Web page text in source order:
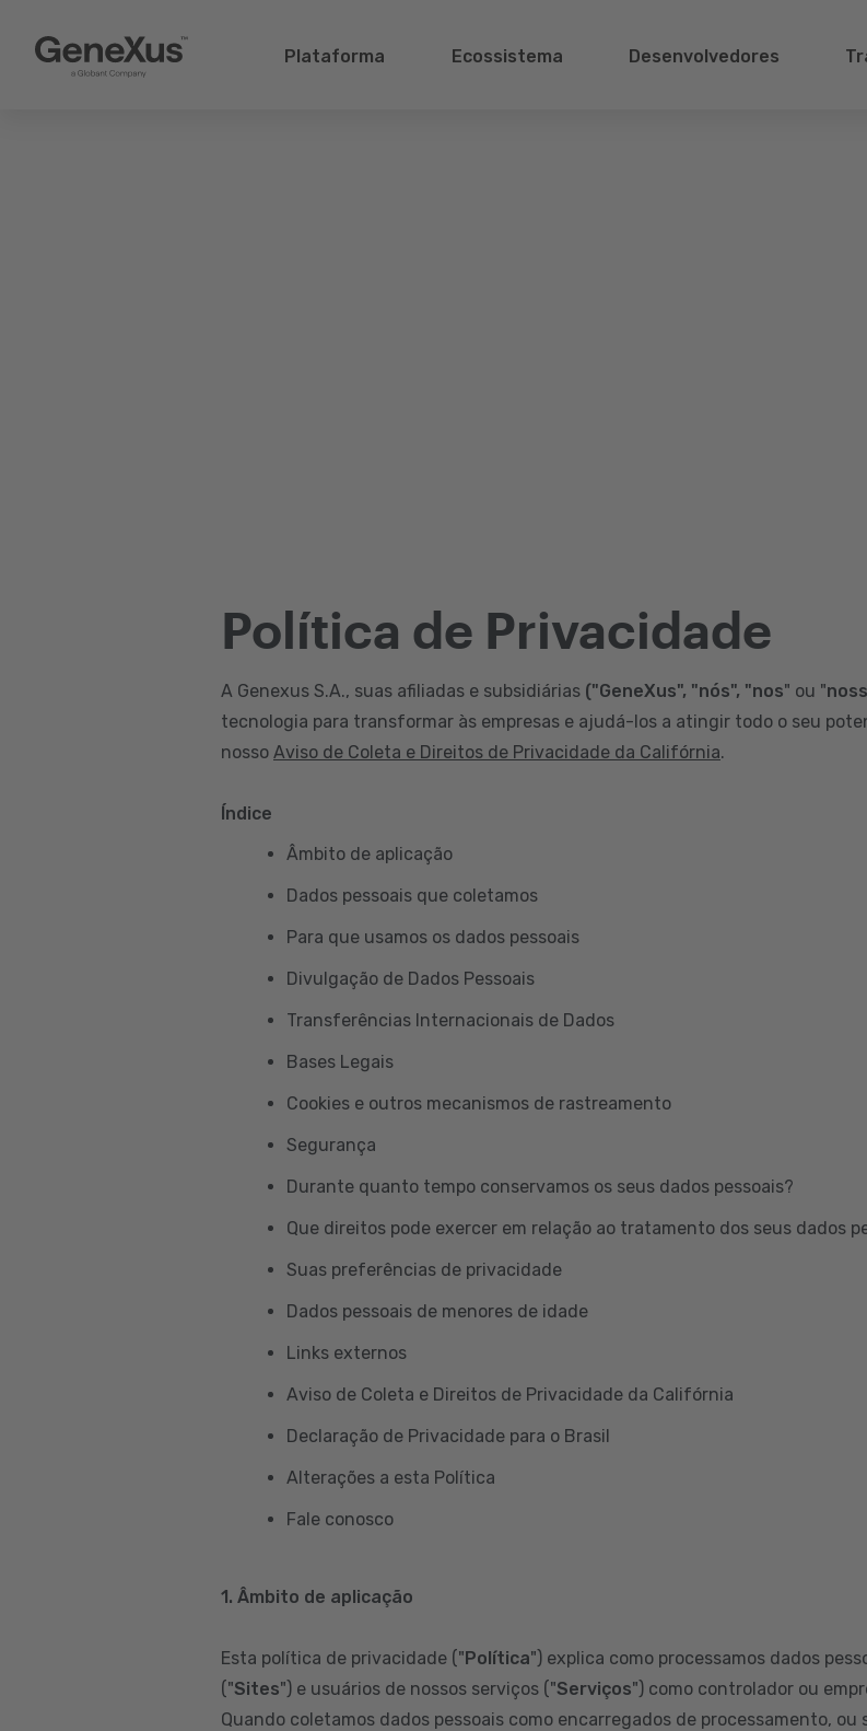
Plataforma Ecossistema Desenvolvedores
Política de Privacidade
A Genexus S.A., suas afiliadas e subsidiárias ("GeneXus", "nós", "nos" ou "
tecnologia para transformar às empresas e ajudá-los a atingir todo o seu
nosso Aviso de Coleta e Direitos de Privacidade da Califórnia.
Índice
Âmbito de aplicação
Dados pessoais que coletamos
Para que usamos os dados pessoais
Divulgação de Dados Pessoais
Transferências Internacionais de Dados
Bases Legais
Cookies e outros mecanismos de rastreamento
Segurança
Durante quanto tempo conservamos os seus dados pessoais?
Que direitos pode exercer em relação ao tratamento dos seus dados
Suas preferências de privacidade
Dados pessoais de menores de idade
Links externos
Aviso de Coleta e Direitos de Privacidade da Califórnia
Declaração de Privacidade para o Brasil
Alterações a esta Política
Fale conosco
1. Âmbito de aplicação
Esta política de privacidade ("Política") explica como processamos dados
("Sites") e usuários de nossos serviços ("Serviços") como controlador ou
Quando coletamos dados pessoais como encarregados de processamento,